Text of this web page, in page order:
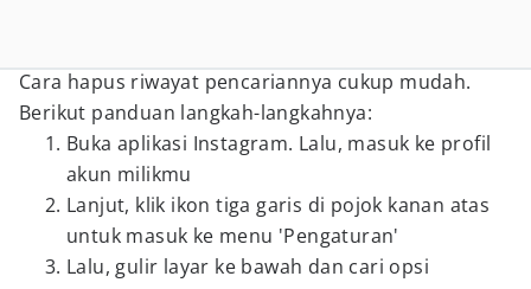
Cara hapus riwayat pencariannya cukup mudah.
Berikut panduan langkah-langkahnya:
Buka aplikasi Instagram. Lalu, masuk ke profil
akun milikmu
Lanjut, klik ikon tiga garis di pojok kanan atas
untuk masuk ke menu 'Pengaturan'
Lalu, gulir layar ke bawah dan cari opsi